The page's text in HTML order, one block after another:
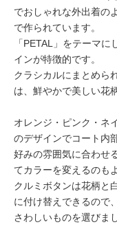
でおしゃれな外出着の
で作られています。
「PETAL」をテーマ
インが特徴的です。
クラシカルにまとめら
は、鮮やかで美しい花
オレンジ・ピンク・ネ
のデザインでコート内
好みの雰囲気に合わせ
てカラーを変えるのも
クルミボタンは花柄と
に付け替えできるので
さわしいものを選びま